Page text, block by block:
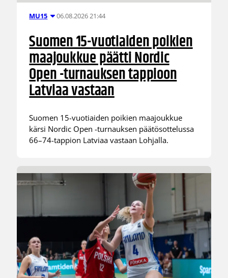
MU15 06.08.2026 21:44
Suomen 15-vuotiaiden poikien
maajoukkue päätti Nordic
Open -turnauksen tappioon
Latviaa vastaan
Suomen 15-vuotiaiden poikien maajoukkue
kärsi Nordic Open -turnauksen päätösottelussa
66–74-tappion Latviaa vastaan Lohjalla.